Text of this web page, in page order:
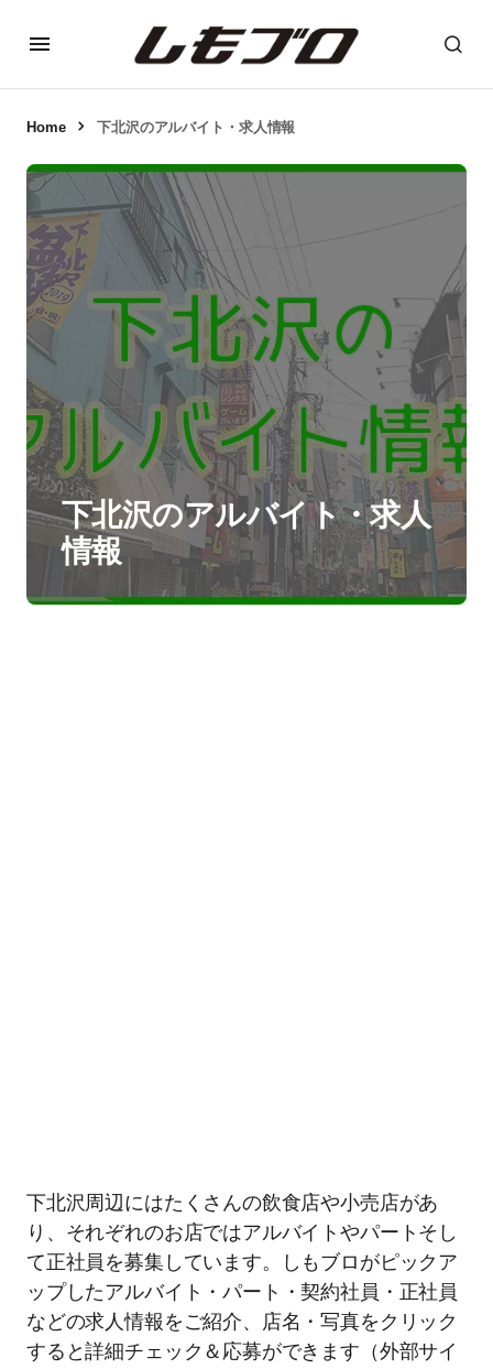
Home 下北沢のアルバイト・求人情報
下北沢のアルバイト・求人
情報
下北沢周辺にはたくさんの飲食店や小売店があ
り、それぞれのお店ではアルバイトやパートそし
て正社員を募集しています。しもブロがピックア
ップしたアルバイト・パート・契約社員・正社員
などの求人情報をご紹介、店名・写真をクリック
すると詳細チェック＆応募ができます（外部サイ